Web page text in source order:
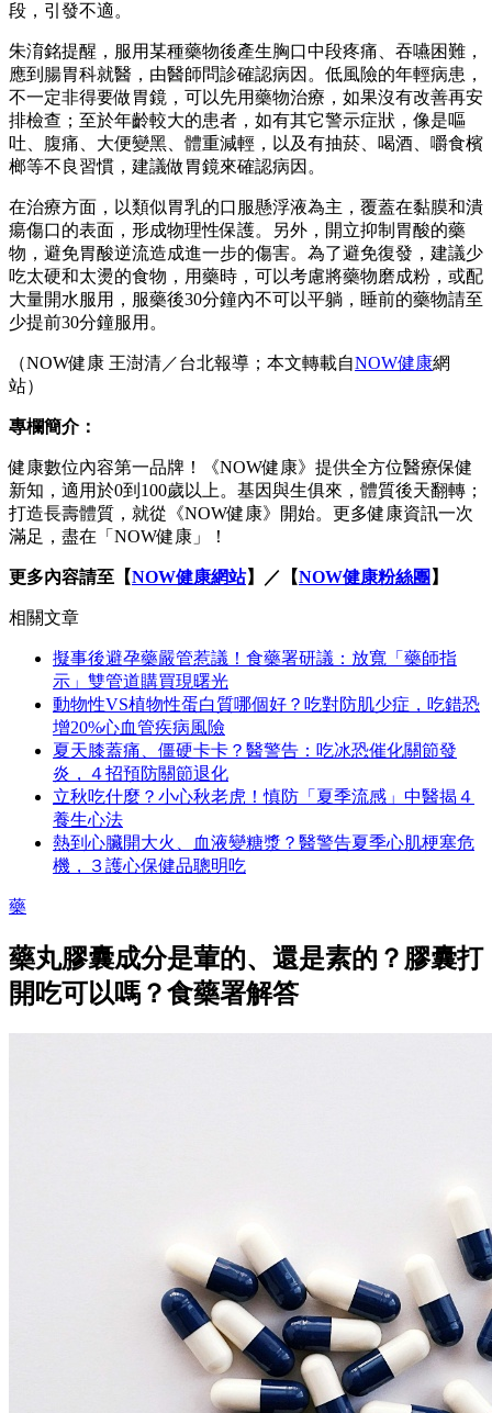
段，引發不適。
朱淯銘提醒，服用某種藥物後產生胸口中段疼痛、吞嚥困難，
應到腸胃科就醫，由醫師問診確認病因。低風險的年輕病患，
不一定非得要做胃鏡，可以先用藥物治療，如果沒有改善再安
排檢查；至於年齡較大的患者，如有其它警示症狀，像是嘔
吐、腹痛、大便變黑、體重減輕，以及有抽菸、喝酒、嚼食檳
榔等不良習慣，建議做胃鏡來確認病因。
在治療方面，以類似胃乳的口服懸浮液為主，覆蓋在黏膜和潰
瘍傷口的表面，形成物理性保護。另外，開立抑制胃酸的藥
物，避免胃酸逆流造成進一步的傷害。為了避免復發，建議少
吃太硬和太燙的食物，用藥時，可以考慮將藥物磨成粉，或配
大量開水服用，服藥後30分鐘內不可以平躺，睡前的藥物請至
少提前30分鐘服用。
（NOW健康 王澍清／台北報導；本文轉載自NOW健康網
站）
專欄簡介：
健康數位內容第一品牌！《NOW健康》提供全方位醫療保健
新知，適用於0到100歲以上。基因與生俱來，體質後天翻轉；
打造長壽體質，就從《NOW健康》開始。更多健康資訊一次
滿足，盡在「NOW健康」！
更多內容請至【NOW健康網站】／【NOW健康粉絲團 】
相關文章
擬事後避孕藥嚴管惹議！食藥署研議：放寬「藥師指
示」雙管道購買現曙光
動物性VS植物性蛋白質哪個好？吃對防肌少症，吃錯恐
增20%心血管疾病風險
夏天膝蓋痛、僵硬卡卡？醫警告：吃冰恐催化關節發
炎，４招預防關節退化
立秋吃什麼？小心秋老虎！慎防「夏季流感」中醫揭４
養生心法
熱到心臟開大火、血液變糖漿？醫警告夏季心肌梗塞危
機，３護心保健品聰明吃
藥
藥丸膠囊成分是葷的、還是素的？膠囊打
開吃可以嗎？食藥署解答